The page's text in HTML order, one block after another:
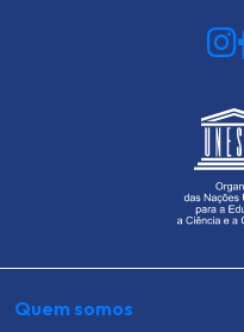
Quem somos